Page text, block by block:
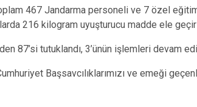
467 Jandarma personeli ve 7 özel
216 kilogram uyuşturucu madde ele
87’si tutuklandı, 3’ünün işlemleri devam
Başsavcılıklarımızı ve emeği